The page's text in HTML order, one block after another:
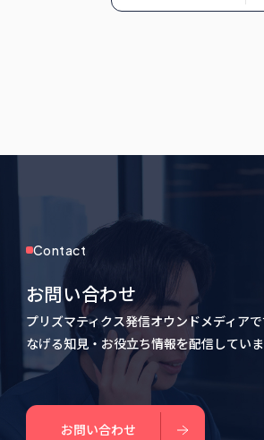
Contact
お問い合わせ
プリズマティクス発信オウンドメディア
なげる知見・お役立ち情報を配信していま
お問い合わせ